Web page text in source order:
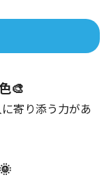
🎨
寄り添う力があ